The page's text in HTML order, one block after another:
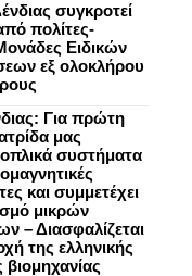
συγκροτεί
πολίτες-
Ειδικών
εξ ολοκλήρου
Για πρώτη
μας
οπλικά συστήματα
και συμμετέχει
μικρών
– Διασφαλίζεται
της ελληνικής
βιομηχανίας